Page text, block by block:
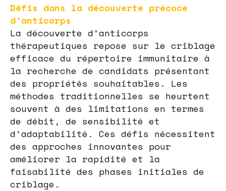
Défis dans la découverte précoce
d’anticorps
La découverte d’anticorps
thérapeutiques repose sur le criblage
efficace du répertoire immunitaire à
la recherche de candidats présentant
des propriétés souhaitables. Les
méthodes traditionnelles se heurtent
souvent à des limitations en termes
de débit, de sensibilité et
d’adaptabilité. Ces défis nécessitent
des approches innovantes pour
améliorer la rapidité et la
faisabilité des phases initiales de
criblage.